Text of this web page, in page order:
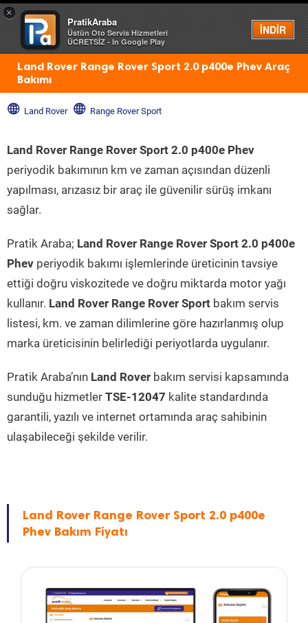
×
PratikAraba
Üstün Oto Servis Hizmetleri
ÜCRETSİZ - In Google Play
İNDİR
Menü
Land Rover Range Rover Sport 2.0 p400e Phev Araç
Bakımı
Land Rover Range Rover Sport
Land Rover Range Rover Sport 2.0 p400e Phev
periyodik bakımının km ve zaman açısından düzenli
yapılması, arızasız bir araç ile güvenilir sürüş imkanı
sağlar.
Pratik Araba; Land Rover Range Rover Sport 2.0 p400e
Phev periyodik bakımı işlemlerinde üreticinin tavsiye
ettiği doğru viskozitede ve doğru miktarda motor yağı
kullanır. Land Rover Range Rover Sport bakım servis
listesi, km. ve zaman dilimlerine göre hazırlanmış olup
marka üreticisinin belirlediği periyotlarda uygulanır.
Pratik Araba’nın Land Rover bakım servisi kapsamında
sunduğu hizmetler TSE-12047 kalite standardında
garantili, yazılı ve internet ortamında araç sahibinin
ulaşabileceği şekilde verilir.
Land Rover Range Rover Sport 2.0 p400e
Phev Bakım Fiyatı